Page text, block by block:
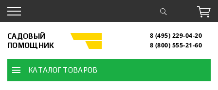
САДОВЫЙ
ПОМОЩНИК
8 (495) 229-04-20
8 (800) 555-21-60
КАТАЛОГ ТОВАРОВ